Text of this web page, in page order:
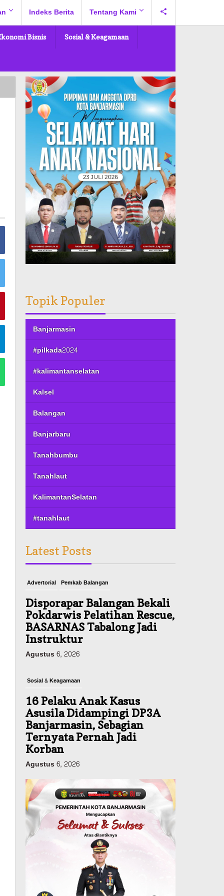
Indeks Berita Tentang Kami
Bisnis Sosial & Keagamaan
Topik Populer
Banjarmasin
#pilkada2024
#kalimantanselatan
Kalsel
Balangan
Banjarbaru
Tanahbumbu
Tanahlaut
KalimantanSelatan
#tanahlaut
Latest Posts
Advertorial Pemkab Balangan
Disporapar Balangan Bekali
Pokdarwis Pelatihan Rescue,
BASARNAS Tabalong Jadi
Instruktur
Agustus 6, 2026
Sosial & Keagamaan
16 Pelaku Anak Kasus
Asusila Didampingi DP3A
Banjarmasin, Sebagian
Ternyata Pernah Jadi
Korban
Agustus 6, 2026
Dinas PUPR Kalsel Pembangunan
Tindak Lanjut
Pascakecelakaan Maut,
Pemerintah Janji
Tingkatkan Fasilitas
Keselamatan Jalan
Alternatif Banjarbaru–